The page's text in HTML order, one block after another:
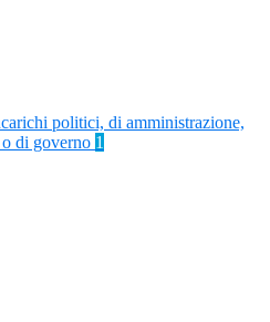
politici, di amministrazione,
di governo 1